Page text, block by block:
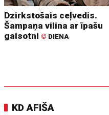
Dzirkstošais ceļvedis.
Šampaņa vilina ar īpašu
gaisotni © DIENA
KD AFIŠA